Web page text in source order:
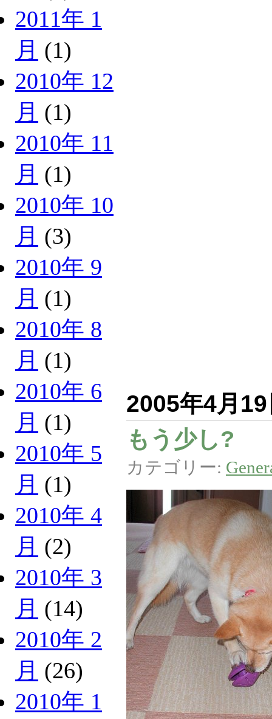
2011年 1
月 (1)
2010年 12
月 (1)
2010年 11
月 (1)
2010年 10
月 (3)
2010年 9
月 (1)
2010年 8
月 (1)
2010年 6
月 (1)
2010年 5
月 (1)
2010年 4
月 (2)
2010年 3
月 (14)
2010年 2
月 (26)
2010年 1
2005年4月
もう少し?
カテゴリー: